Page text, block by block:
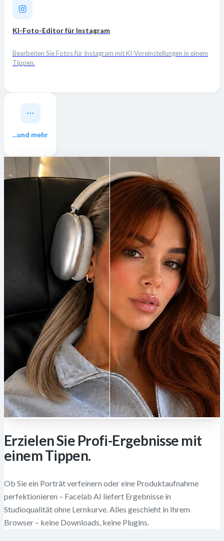
KI-Foto-Editor für Instagram
Bearbeiten Sie Fotos für Instagram mit KI-Voreinstellungen in einem
Tippen.
...und mehr
Erzielen Sie Profi-Ergebnisse mit
einem Tippen.
Ob Sie ein Porträt verfeinern oder eine Produktaufnahme
perfektionieren – Facelab AI liefert Ergebnisse in
Studioqualität ohne Lernkurve. Alles geschieht in Ihrem
Browser – keine Downloads, keine Plugins.